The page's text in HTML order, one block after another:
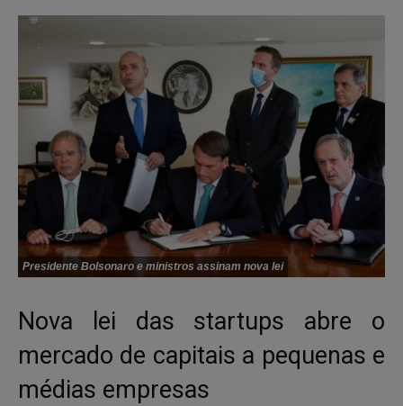
Presidente Bolsonaro e ministros assinam nova lei
Nova lei das startups abre o
mercado de capitais a pequenas e
médias empresas